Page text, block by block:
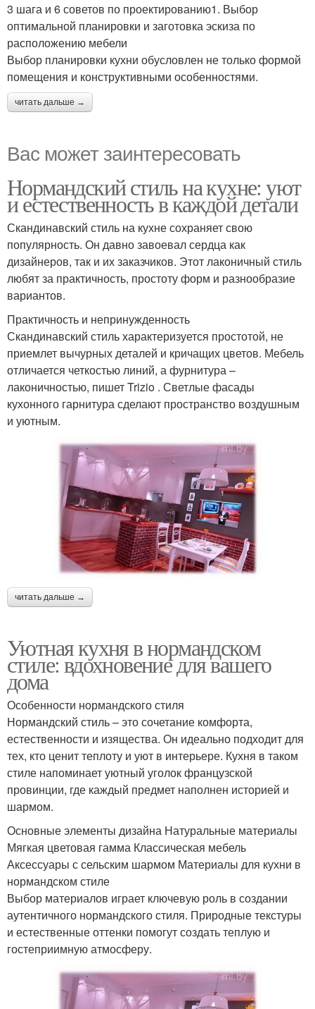
3 шага и 6 советов по проектированию1. Выбор
оптимальной планировки и заготовка эскиза по
расположению мебели
Выбор планировки кухни обусловлен не только формой
помещения и конструктивными особенностями.
читать дальше →
Вас может заинтересовать
Нормандский стиль на кухне: уют
и естественность в каждой детали
Скандинавский стиль на кухне сохраняет свою
популярность. Он давно завоевал сердца как
дизайнеров, так и их заказчиков. Этот лаконичный стиль
любят за практичность, простоту форм и разнообразие
вариантов.
Практичность и непринужденность
Скандинавский стиль характеризуется простотой, не
приемлет вычурных деталей и кричащих цветов. Мебель
отличается четкостью линий, а фурнитура –
лаконичностью, пишет Trizio . Светлые фасады
кухонного гарнитура сделают пространство воздушным
и уютным.
читать дальше →
Уютная кухня в нормандском
стиле: вдохновение для вашего
дома
Особенности нормандского стиля
Нормандский стиль – это сочетание комфорта,
естественности и изящества. Он идеально подходит для
тех, кто ценит теплоту и уют в интерьере. Кухня в таком
стиле напоминает уютный уголок французской
провинции, где каждый предмет наполнен историей и
шармом.
Основные элементы дизайна Натуральные материалы
Мягкая цветовая гамма Классическая мебель
Аксессуары с сельским шармом Материалы для кухни в
нормандском стиле
Выбор материалов играет ключевую роль в создании
аутентичного нормандского стиля. Природные текстуры
и естественные оттенки помогут создать теплую и
гостеприимную атмосферу.